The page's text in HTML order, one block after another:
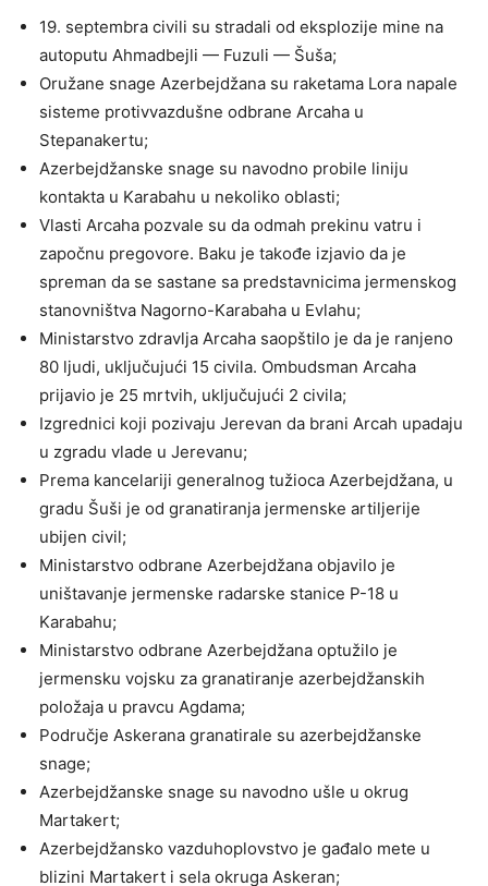
19. septembra civili su stradali od eksplozije mine na
autoputu Ahmadbejli — Fuzuli — Šuša;
Oružane snage Azerbejdžana su raketama Lora napale
sisteme protivvazdušne odbrane Arcaha u
Stepanakertu;
Azerbejdžanske snage su navodno probile liniju
kontakta u Karabahu u nekoliko oblasti;
Vlasti Arcaha pozvale su da odmah prekinu vatru i
započnu pregovore. Baku je takođe izjavio da je
spreman da se sastane sa predstavnicima jermenskog
stanovništva Nagorno-Karabaha u Evlahu;
Ministarstvo zdravlja Arcaha saopštilo je da je ranjeno
80 ljudi, uključujući 15 civila. Ombudsman Arcaha
prijavio je 25 mrtvih, uključujući 2 civila;
Izgrednici koji pozivaju Jerevan da brani Arcah upadaju
u zgradu vlade u Jerevanu;
Prema kancelariji generalnog tužioca Azerbejdžana, u
gradu Šuši je od granatiranja jermenske artiljerije
ubijen civil;
Ministarstvo odbrane Azerbejdžana objavilo je
uništavanje jermenske radarske stanice P-18 u
Karabahu;
Ministarstvo odbrane Azerbejdžana optužilo je
jermensku vojsku za granatiranje azerbejdžanskih
položaja u pravcu Agdama;
Područje Askerana granatirale su azerbejdžanske
snage;
Azerbejdžanske snage su navodno ušle u okrug
Martakert;
Azerbejdžansko vazduhoplovstvo je gađalo mete u
blizini Martakert i sela okruga Askeran;